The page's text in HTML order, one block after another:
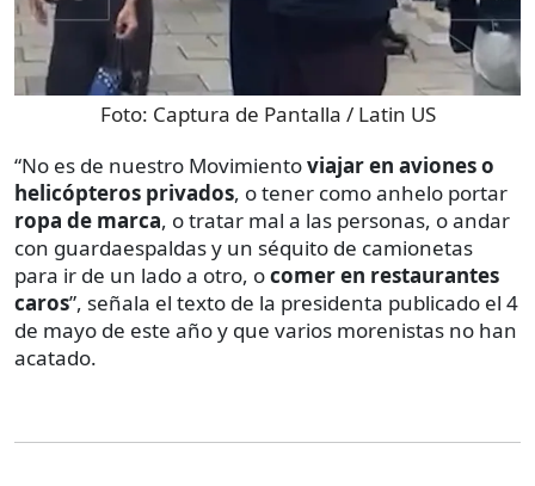
Foto: Captura de Pantalla / Latin US
“No es de nuestro Movimientoviajar en aviones o
helicópteros privados, o tener como anhelo portar
ropa de marca, o tratar mal a las personas, o andar
con guardaespaldas y un séquito de camionetas
para ir de un lado a otro, ocomer en restaurantes
caros”, señala el texto de la presidenta publicado el 4
de mayo de este año y que varios morenistas no han
acatado.